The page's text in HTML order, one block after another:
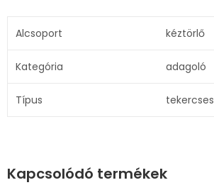
Alcsoport kéztörlő
Kategória adagoló
Típus tekercses
Kapcsolódó termékek